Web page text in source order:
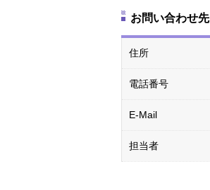
お問い合わせ先
住所
電話番号
E-Mail
担当者